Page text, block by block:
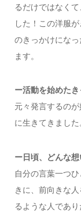
るだけではなく
した！ この洋服
のきっかけにな
ます。
ー活動を始めた
元々発言するの
に生きてきました
ー日頃、どんな
自分の言葉一つ
きに、前向きな
るような人であ